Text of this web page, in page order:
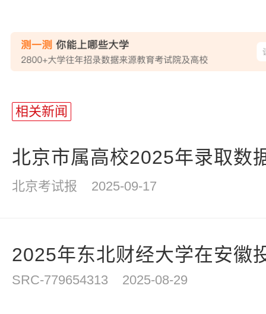
相关新闻
北京市属高校2025年录取数
北京考试报 2025-09-17
2025年东北财经大学在安徽
SRC-779654313 2025-08-29